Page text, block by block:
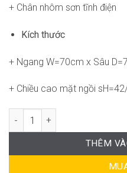
+ Chân nhôm sơn tĩnh điện
Kích thước
+ Ngang W=70cm x Sâu
+ Chiều cao mặt ngồi
Ghế Văn Phòng Công Thái
THÊM